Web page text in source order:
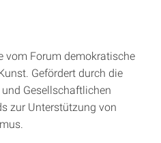
vom Forum demokratische
Gefördert durch die
Gesellschaftlichen
zur Unterstützung von